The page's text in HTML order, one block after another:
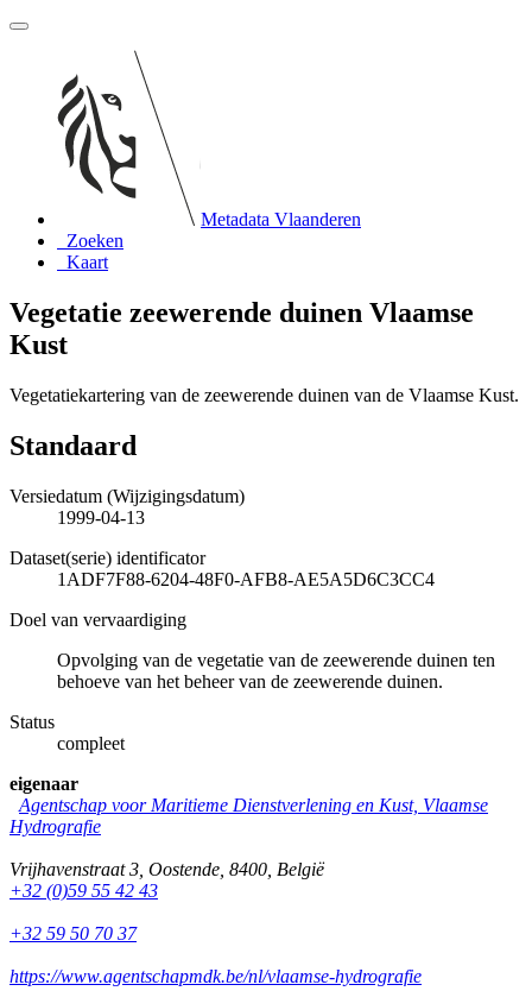
Metadata Vlaanderen
Zoeken
Kaart
Vegetatie zeewerende duinen Vlaamse
Kust
Vegetatiekartering van de zeewerende duinen van de Vlaamse Kust.
Standaard
Versiedatum (Wijzigingsdatum)
1999-04-13
Dataset(serie) identificator
1ADF7F88-6204-48F0-AFB8-AE5A5D6C3CC4
Doel van vervaardiging
Opvolging van de vegetatie van de zeewerende duinen ten
behoeve van het beheer van de zeewerende duinen.
Status
compleet
eigenaar
Agentschap voor Maritieme Dienstverlening en Kust, Vlaamse
Hydrografie
Vrijhavenstraat 3 Oostende 8400 België
+32 (0)59 55 42 43
+32 59 50 70 37
https://www.agentschapmdk.be/nl/vlaamse-hydrografie